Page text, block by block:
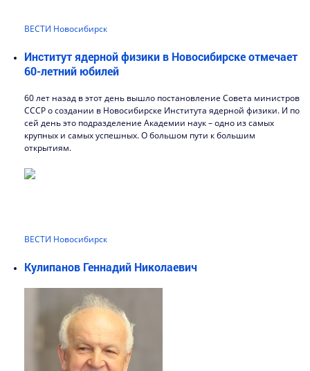
ВЕСТИ Новосибирск
Институт ядерной физики в Новосибирске отмечает
60-летний юбилей
60 лет назад в этот день вышло постановление Совета министров
СССР о создании в Новосибирске Института ядерной физики. И по
сей день это подразделение Академии наук – одно из самых
крупных и самых успешных. О большом пути к большим
открытиям.
ВЕСТИ Новосибирск
Кулипанов Геннадий Николаевич